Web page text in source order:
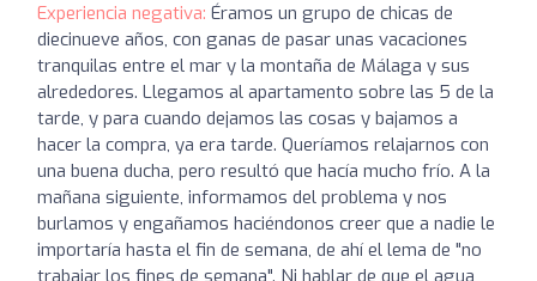
Experiencia negativa: Éramos un grupo de chicas de
diecinueve años, con ganas de pasar unas vacaciones
tranquilas entre el mar y la montaña de Málaga y sus
alrededores. Llegamos al apartamento sobre las 5 de la
tarde, y para cuando dejamos las cosas y bajamos a
hacer la compra, ya era tarde. Queríamos relajarnos con
una buena ducha, pero resultó que hacía mucho frío. A la
mañana siguiente, informamos del problema y nos
burlamos y engañamos haciéndonos creer que a nadie le
importaría hasta el fin de semana, de ahí el lema de "no
trabajar los fines de semana". Ni hablar de que el agua